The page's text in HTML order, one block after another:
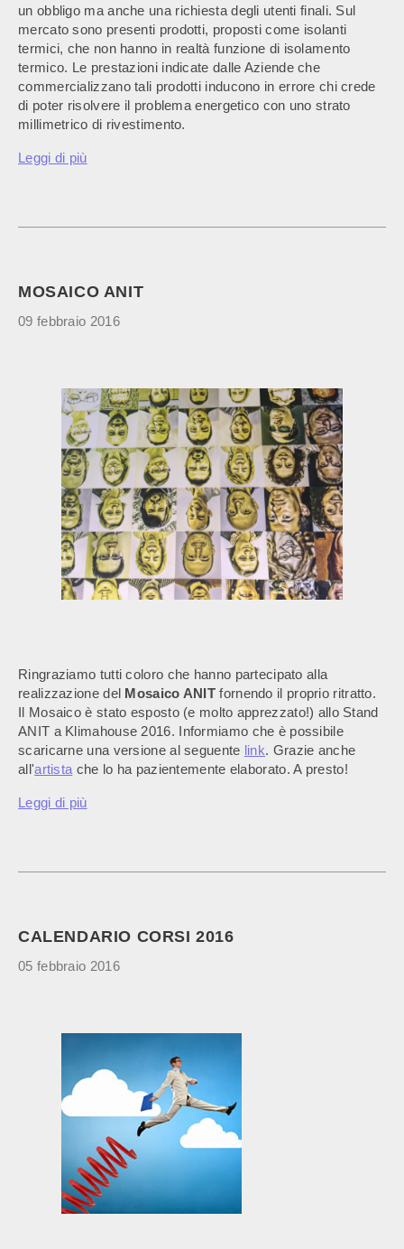
un obbligo ma anche una richiesta degli utenti finali. Sul
mercato sono presenti prodotti, proposti come isolanti
termici, che non hanno in realtà funzione di isolamento
termico. Le prestazioni indicate dalle Aziende che
commercializzano tali prodotti inducono in errore chi crede
di poter risolvere il problema energetico con uno strato
millimetrico di rivestimento.
Leggi di più
MOSAICO ANIT
09 febbraio 2016
Ringraziamo tutti coloro che hanno partecipato alla
realizzazione del Mosaico ANIT fornendo il proprio ritratto.
Il Mosaico è stato esposto (e molto apprezzato!) allo Stand
ANIT a Klimahouse 2016. Informiamo che è possibile
scaricarne una versione al seguente link. Grazie anche
all'artista che lo ha pazientemente elaborato. A presto!
Leggi di più
CALENDARIO CORSI 2016
05 febbraio 2016